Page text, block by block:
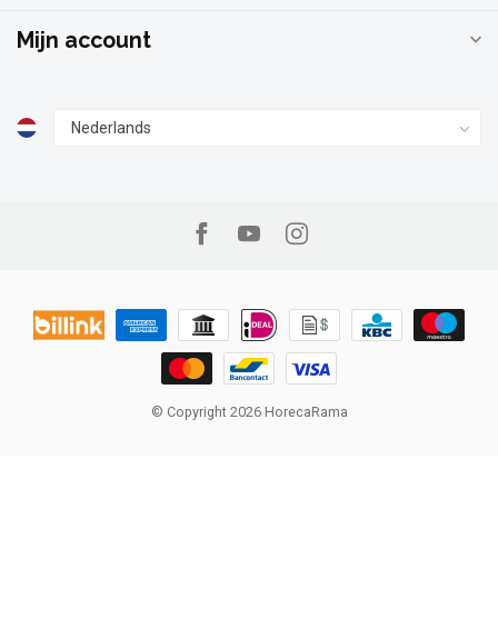
Mijn account
© Copyright 2026 HorecaRama